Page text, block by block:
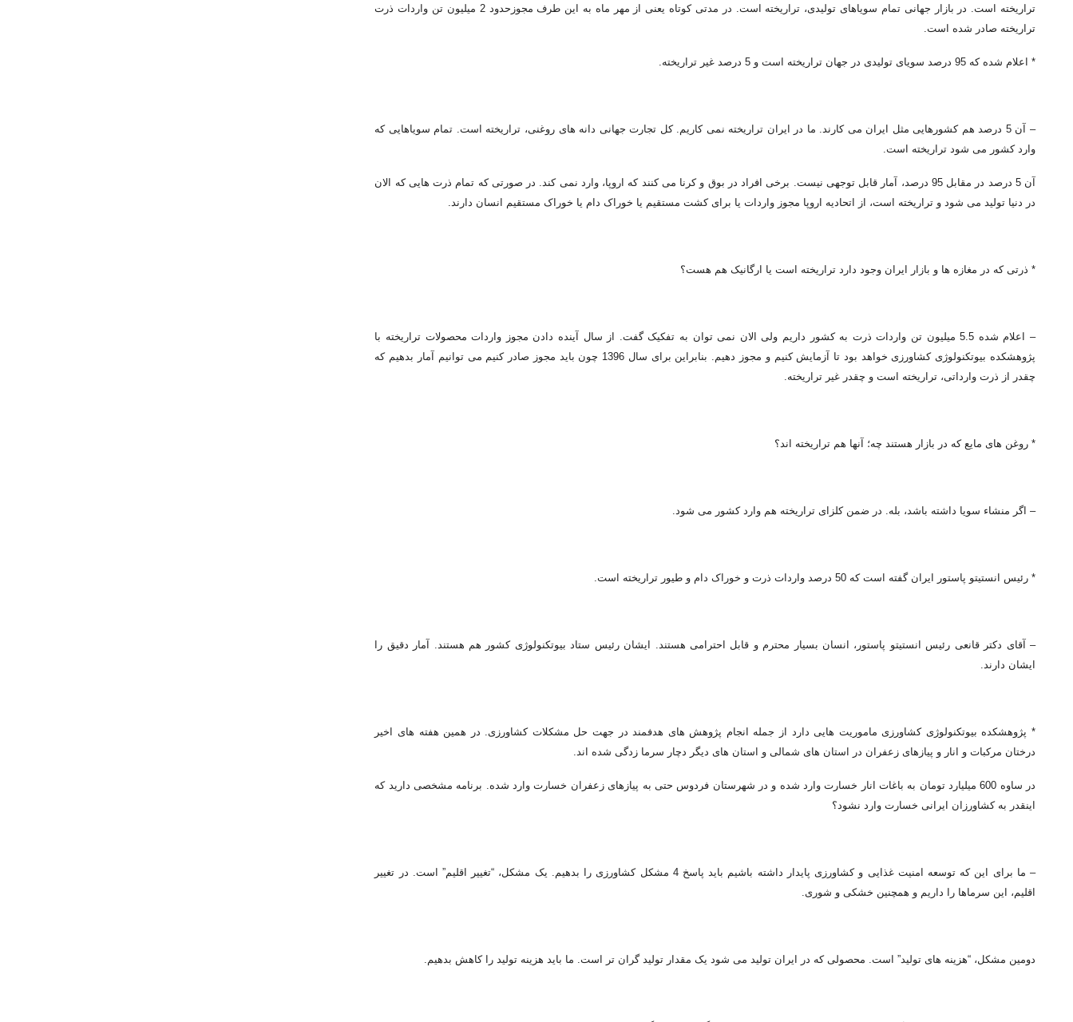
تراریخته است. در بازار جهانی تمام سویاهای تولیدی، تراریخته است. در مدتی کوتاه یعنی از مهر ماه به این طرف مجوزحدود 2 میلیون تن واردات ذرت
تراریخته صادر شده است.
* اعلام شده که 95 درصد سویای تولیدی در جهان تراریخته است و 5 درصد غیر تراریخته.
– آن 5 درصد هم کشورهایی مثل ایران می کارند. ما در ایران تراریخته نمی کاریم. کل تجارت جهانی دانه های روغنی، تراریخته است. تمام سویاهایی که
وارد کشور می شود تراریخته است.
آن 5 درصد در مقابل 95 درصد، آمار قابل توجهی نیست. برخی افراد در بوق و کرنا می کنند که اروپا، وارد نمی کند. در صورتی که تمام ذرت هایی که الان
در دنیا تولید می شود و تراریخته است، از اتحادیه اروپا مجوز واردات یا برای کشت مستقیم یا خوراک دام یا خوراک مستقیم انسان دارند.
* ذرتی که در مغازه ها و بازار ایران وجود دارد تراریخته است یا ارگانیک هم هست؟
– اعلام شده 5.5 میلیون تن واردات ذرت به کشور داریم ولی الان نمی توان به تفکیک گفت. از سال آینده دادن مجوز واردات محصولات تراریخته با
پژوهشکده بیوتکنولوژی کشاورزی خواهد بود تا آزمایش کنیم و مجوز دهیم. بنابراین برای سال 1396 چون باید مجوز صادر کنیم می توانیم آمار بدهیم که
چقدر از ذرت وارداتی، تراریخته است و چقدر غیر تراریخته.
* روغن های مایع که در بازار هستند چه؛ آنها هم تراریخته اند؟
– اگر منشاء سویا داشته باشد، بله. در ضمن کلزای تراریخته هم وارد کشور می شود.
* رئیس انستیتو پاستور ایران گفته است که 50 درصد واردات ذرت و خوراک دام و طیور تراریخته است.
– آقای دکتر قانعی رئیس انستیتو پاستور، انسان بسیار محترم و قابل احترامی هستند. ایشان رئیس ستاد بیوتکنولوژی کشور هم هستند. آمار دقیق را
ایشان دارند.
* پژوهشکده بیوتکنولوژی کشاورزی ماموریت هایی دارد از جمله انجام پژوهش های هدفمند در جهت حل مشکلات کشاورزی. در همین هفته های اخیر
درختان مرکبات و انار و پیازهای زعفران در استان های شمالی و استان های دیگر دچار سرما زدگی شده اند.
در ساوه 600 میلیارد تومان به باغات انار خسارت وارد شده و در شهرستان فردوس حتی به پیازهای زعفران خسارت وارد شده. برنامه مشخصی دارید که
اینقدر به کشاورزان ایرانی خسارت وارد نشود؟
– ما برای این که توسعه امنیت غذایی و کشاورزی پایدار داشته باشیم باید پاسخ 4 مشکل کشاورزی را بدهیم. یک مشکل، “تغییر اقلیم” است. در تغییر
اقلیم، این سرماها را داریم و همچنین خشکی و شوری.
دومین مشکل، “هزینه های تولید” است. محصولی که در ایران تولید می شود یک مقدار تولید گران تر است. ما باید هزینه تولید را کاهش بدهیم.